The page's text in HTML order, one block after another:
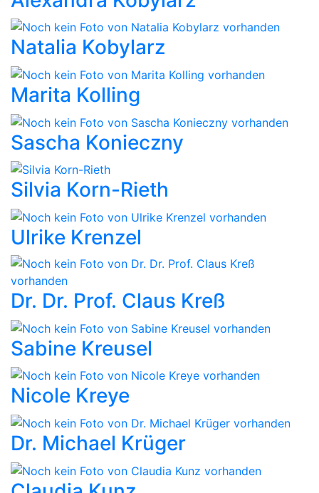
Natalia Kobylarz
Marita Kolling
Sascha Konieczny
Silvia Korn-Rieth
Ulrike Krenzel
Dr. Dr. Prof. Claus Kreß
Sabine Kreusel
Nicole Kreye
Dr. Michael Krüger